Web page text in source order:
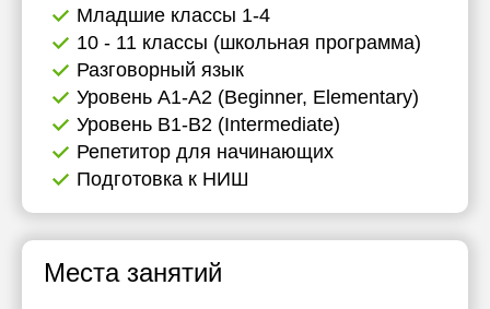
Младшие классы 1-4
10 - 11 классы (школьная программа)
Разговорный язык
Уровень А1-А2 (Beginner, Elementary)
Уровень B1-B2 (Intermediate)
Репетитор для начинающих
Подготовка к НИШ
Места занятий